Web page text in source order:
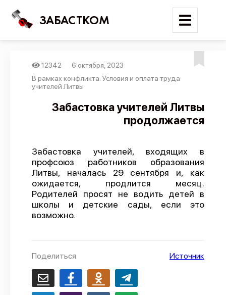
ЗАБАСТКОМ
Войти
Поиск
Новости
Трудовые конфликты
Отчеты
Предложить публикацию
Справочник
О проекте
Политика конфиденциальности
12342
6 октября, 2023
В рамках конфликта: Условия и оплата труда
учителей Литвы
Забастовка учителей Литвы
продолжается
Забастовка учителей, входящих в
профсоюз работников образования
Литвы, началась 29 сентября и, как
ожидается, продлится месяц.
Родителей просят не водить детей в
школы и детские сады, если это
возможно.
Поделиться Источник